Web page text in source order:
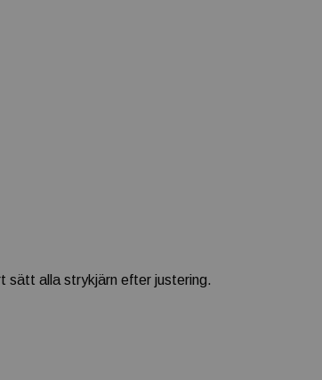
sätt alla strykjärn efter justering.